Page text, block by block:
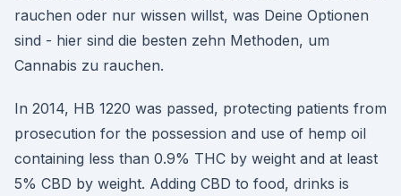
rauchen oder nur wissen willst, was Deine Optionen
sind - hier sind die besten zehn Methoden, um
Cannabis zu rauchen.
In 2014, HB 1220 was passed, protecting patients from
prosecution for the possession and use of hemp oil
containing less than 0.9% THC by weight and at least
5% CBD by weight. Adding CBD to food, drinks is